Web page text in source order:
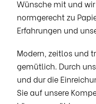
Wünsche mit und
normgerecht zu
Erfahrungen und
Modern, zeitlos und
gemütlich. Durch
und dur die
Sie auf unsere